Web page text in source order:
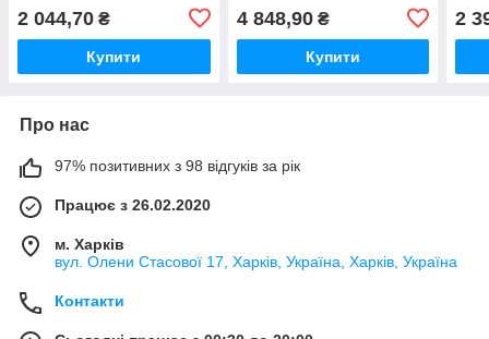
2 044,70 ₴
Купити
4 848,90₴
Купити
2
Про нас
97% позитивних з 98 відгуків за рік
Працює з 26.02.2020
м. Харків
вул. Олени Стасової 17, Харків, Україна, Харків, Україна
Контакти